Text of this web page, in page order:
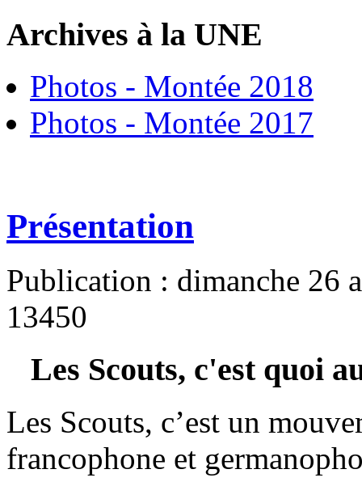
Archives à la UNE
Photos - Montée 2018
Photos - Montée 2017
Présentation
Publication : dimanche 26
13450
Les Scouts, c'est quoi
Les Scouts, c’est un
francophone et